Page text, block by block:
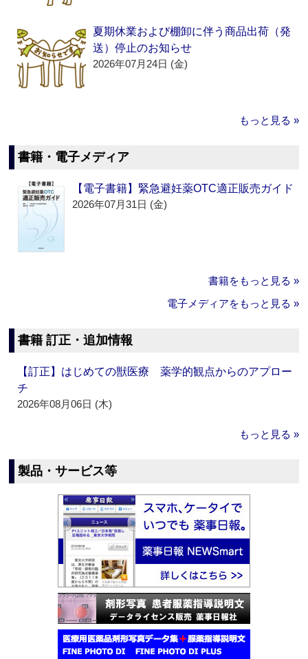
夏期休業および棚卸に伴う商品出荷（発
送）停止のお知らせ
2026年07月24日 (金)
もっと見る »
書籍・電子メディア
【電子書籍】緊急避妊薬OTC適正販売ガイド
2026年07月31日 (金)
書籍をもっと見る »
電子メディアをもっと見る »
書籍 訂正・追加情報
【訂正】はじめての獣医療 薬学的観点からのアプロー
チ
2026年08月06日 (木)
もっと見る »
製品・サービス等